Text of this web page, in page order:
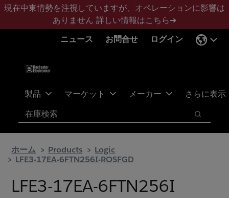
メ
ン
フ
タ
現在中東情勢を注視していますが、オペレーションに影響は
ありません 詳しい情報はこちら➜
ニュース
お問合せ ログイン
製品 マーケット メーカー さらに表示
検索
検索
ホーム Products
Logic
LFE3-17EA-6FTN256I-ROSFGD
LFE3-17EA-6FTN256I